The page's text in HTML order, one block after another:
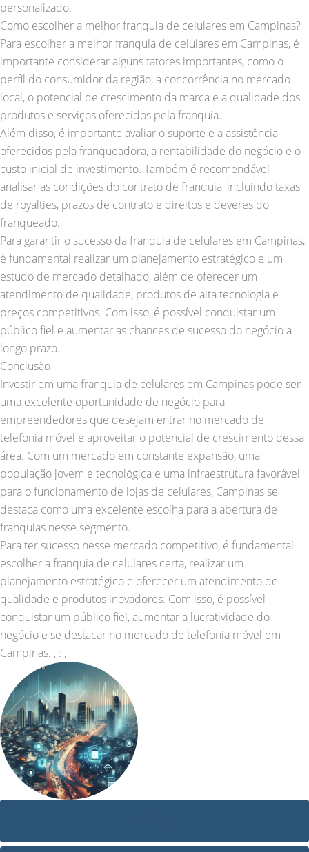
personalizado.
Como escolher a melhor franquia de celulares em Campinas?
Para escolher a melhor franquia de celulares em Campinas, é
importante considerar alguns fatores importantes, como o
perfil do consumidor da região, a concorrência no mercado
local, o potencial de crescimento da marca e a qualidade dos
produtos e serviços oferecidos pela franquia.
Além disso, é importante avaliar o suporte e a assistência
oferecidos pela franqueadora, a rentabilidade do negócio e o
custo inicial de investimento. Também é recomendável
analisar as condições do contrato de franquia, incluindo taxas
de royalties, prazos de contrato e direitos e deveres do
franqueado.
Para garantir o sucesso da franquia de celulares em Campinas,
é fundamental realizar um planejamento estratégico e um
estudo de mercado detalhado, além de oferecer um
atendimento de qualidade, produtos de alta tecnologia e
preços competitivos. Com isso, é possível conquistar um
público fiel e aumentar as chances de sucesso do negócio a
longo prazo.
Conclusão
Investir em uma franquia de celulares em Campinas pode ser
uma excelente oportunidade de negócio para
empreendedores que desejam entrar no mercado de
telefonia móvel e aproveitar o potencial de crescimento dessa
área. Com um mercado em constante expansão, uma
população jovem e tecnológica e uma infraestrutura favorável
para o funcionamento de lojas de celulares, Campinas se
destaca como uma excelente escolha para a abertura de
franquias nesse segmento.
Para ter sucesso nesse mercado competitivo, é fundamental
escolher a franquia de celulares certa, realizar um
planejamento estratégico e oferecer um atendimento de
qualidade e produtos inovadores. Com isso, é possível
conquistar um público fiel, aumentar a lucratividade do
negócio e se destacar no mercado de telefonia móvel em
Campinas. , : , ,